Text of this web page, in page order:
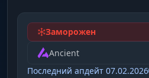
Заморожен
Ancient
Последний апдейт 07.02.2026